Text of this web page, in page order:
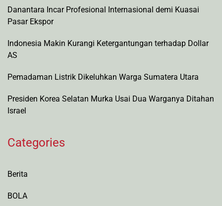
Danantara Incar Profesional Internasional demi Kuasai
Pasar Ekspor
Indonesia Makin Kurangi Ketergantungan terhadap Dollar
AS
Pemadaman Listrik Dikeluhkan Warga Sumatera Utara
Presiden Korea Selatan Murka Usai Dua Warganya Ditahan
Israel
Categories
Berita
BOLA